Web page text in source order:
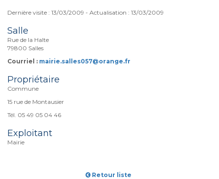
Dernière visite : 13/03/2009 - Actualisation : 13/03/2009
Salle
Rue de la Halte
79800 Salles
Courriel : mairie.salles057@orange.fr
Propriétaire
Commune
15 rue de Montausier
Tél. 05 49 05 04 46
Exploitant
Mairie
Retour liste